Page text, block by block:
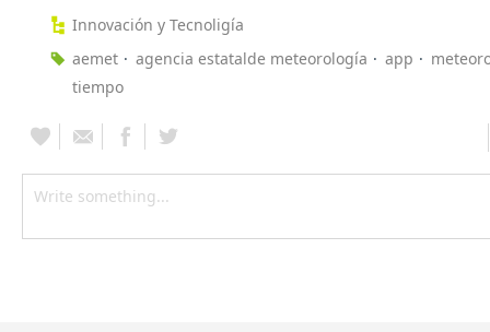
Innovación y Tecnoligía
aemet
agencia estatalde meteorología app
tiempo